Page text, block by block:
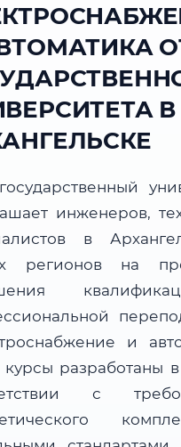
в г. Архангельск:☁️ +18°C,
03:40 🌇
справка
оригиналов:
В
инженеров,
в
регионов на
и
разработаны в
с